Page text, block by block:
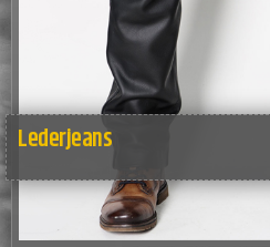
Lederjeans